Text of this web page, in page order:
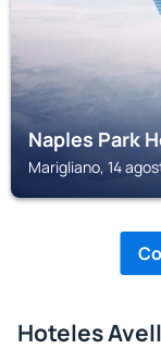
Naples Park
Marigliano, 14
Hoteles